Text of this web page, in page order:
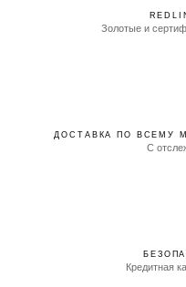
Золотые и
ДОСТАВКА ПО ВСЕМУ
С
Кредитная